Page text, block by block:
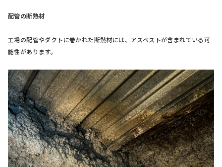
配管の断熱材
工場の配管やダクトに巻かれた断熱材には、アスベストが含まれている可
能性があります。